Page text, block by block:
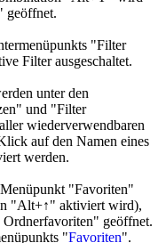
geöffnet.
"Filter
Filter ausgeschaltet.
unter den
und "Filter
wiederverwendbaren
auf den Namen eines
werden.
"Favoriten"
"Alt+↑" aktiviert wird),
geöffnet.
"Favoriten".